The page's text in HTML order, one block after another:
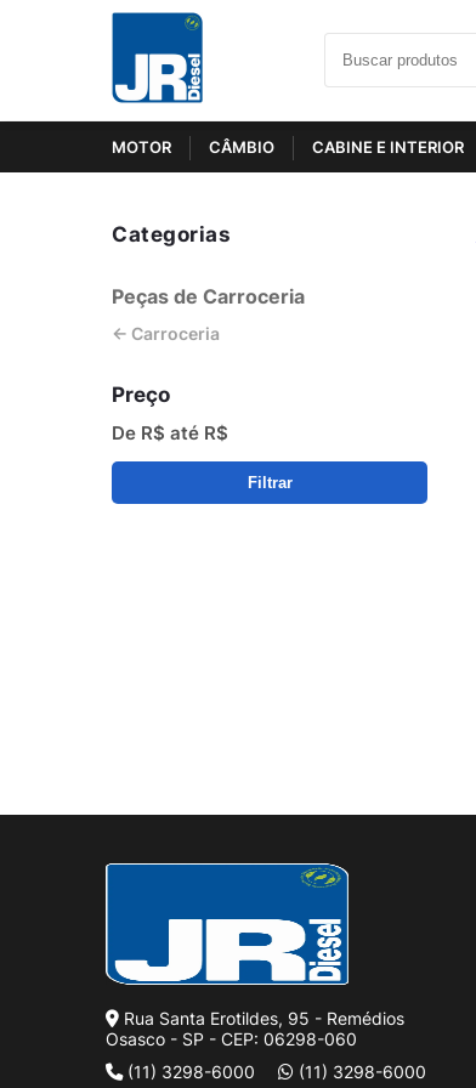
MOTOR CÂMBIO CABINE E INTERIOR
Categorias
Peças de Carroceria
← Carroceria
Preço
De R$ até R$
Filtrar
Rua Santa Erotildes, 95 - Remédios
Osasco - SP - CEP: 06298-060
(11) 3298-6000
(11) 3298-6000